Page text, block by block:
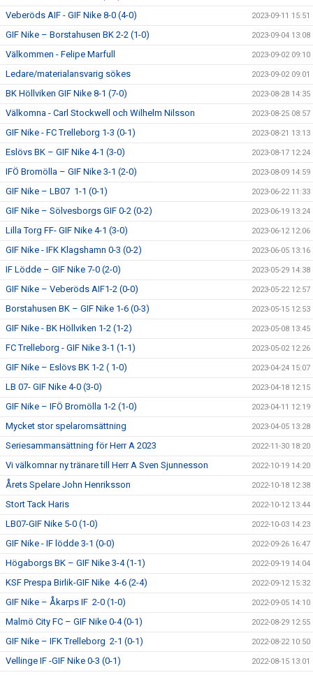
Veberöds AIF - GIF Nike 8-0 (4-0) 2023-09-11 15:51
GIF Nike – Borstahusen BK 2-2 (1-0) 2023-09-04 13:08
Välkommen - Felipe Marfull 2023-09-02 09:10
Ledare/materialansvarig sökes 2023-09-02 09:01
BK Höllviken GIF Nike 8-1 (7-0) 2023-08-28 14:35
Välkomna - Carl Stockwell och Wilhelm Nilsson 2023-08-25 08:57
GIF Nike - FC Trelleborg 1-3 (0-1) 2023-08-21 13:13
Eslövs BK – GIF Nike 4-1 (3-0) 2023-08-17 12:24
IFÖ Bromölla – GIF Nike 3-1 (2-0) 2023-08-09 14:59
GIF Nike – LB07 1-1 (0-1) 2023-06-22 11:33
GIF Nike – Sölvesborgs GIF 0-2 (0-2) 2023-06-19 13:24
Lilla Torg FF- GIF Nike 4-1 (3-0) 2023-06-12 12:06
GIF Nike - IFK Klagshamn 0-3 (0-2) 2023-06-05 13:16
IF Lödde – GIF Nike 7-0 (2-0) 2023-05-29 14:38
GIF Nike – Veberöds AIF1-2 (0-0) 2023-05-22 12:57
Borstahusen BK – GIF Nike 1-6 (0-3) 2023-05-15 12:53
GIF Nike - BK Höllviken 1-2 (1-2) 2023-05-08 13:45
FC Trelleborg - GIF Nike 3-1 (1-1) 2023-05-02 12:26
GIF Nike – Eslövs BK 1-2 ( 1-0) 2023-04-24 15:07
LB 07- GIF Nike 4-0 (3-0) 2023-04-18 12:15
GIF Nike – IFÖ Bromölla 1-2 (1-0) 2023-04-11 12:19
Mycket stor spelaromsättning 2023-04-05 13:28
Seriesammansättning för Herr A 2023 2022-11-30 18:20
Vi välkomnar ny tränare till Herr A Sven Sjunnesson 2022-10-19 14:20
Årets Spelare John Henriksson 2022-10-18 12:38
Stort Tack Haris 2022-10-12 13:44
LB07-GIF Nike 5-0 (1-0) 2022-10-03 14:23
GIF Nike - IF lödde 3-1 (0-0) 2022-09-26 16:47
Högaborgs BK – GIF Nike 3-4 (1-1) 2022-09-19 14:04
KSF Prespa Birlik-GIF Nike 4-6 (2-4) 2022-09-12 15:32
GIF Nike – Åkarps IF 2-0 (1-0) 2022-09-05 14:10
Malmö City FC – GIF Nike 0-4 (0-1) 2022-08-29 12:55
GIF Nike – IFK Trelleborg 2-1 (0-1) 2022-08-22 10:50
Vellinge IF -GIF Nike 0-3 (0-1) 2022-08-15 13:01